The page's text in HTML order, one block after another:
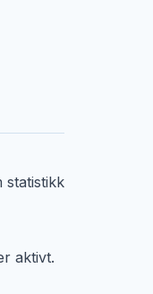
statistikk
aktivt.